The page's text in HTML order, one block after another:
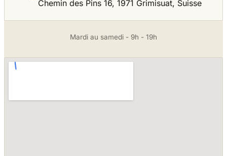
Chemin des Pins 16, 1971 Grimisuat, Suisse
Mardi au samedi - 9h - 19h